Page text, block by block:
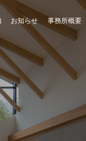
お知らせ 事務所概要